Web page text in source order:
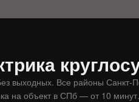
выходных. Все районы Санкт-
на объект в СПб — от 10 минут.